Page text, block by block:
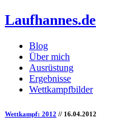
Laufhannes.de
Blog
Über mich
Ausrüstung
Ergebnisse
Wettkampfbilder
Wettkampf: 2012 // 16.04.2012